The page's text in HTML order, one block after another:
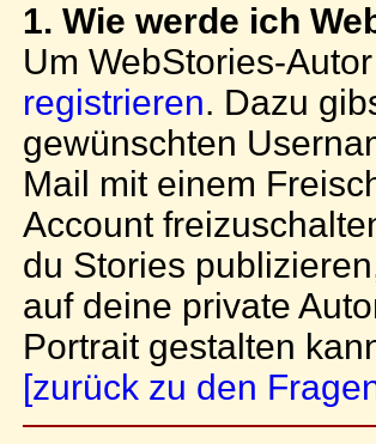
1. Wie werde ich
Um WebStories-
registrieren. Dazu
gewünschten
Mail mit einem
Account
du Stories
auf deine private
Portrait gestalten
[zurück zu den